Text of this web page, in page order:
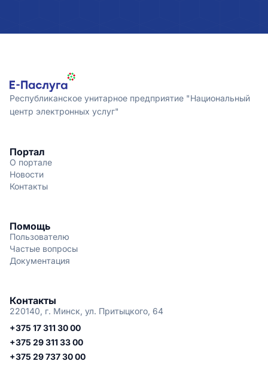
Республиканское унитарное предприятие "Национальный
центр электронных услуг"
Портал
О портале
Новости
Контакты
Помощь
Пользователю
Частые вопросы
Документация
Контакты
220140, г. Минск, ул. Притыцкого, 64
+375 17 311 30 00
+375 29 311 33 00
+375 29 737 30 00